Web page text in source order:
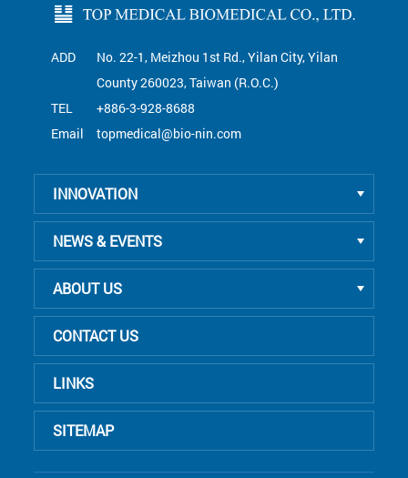
ADD
No. 22-1, Meizhou 1st Rd., Yilan City, Yilan
County 260023, Taiwan (R.O.C.)
TEL
+886-3-928-8688
Email
topmedical@bio-nin.com
INNOVATION
NEWS & EVENTS
ABOUT US
CONTACT US
LINKS
SITEMAP